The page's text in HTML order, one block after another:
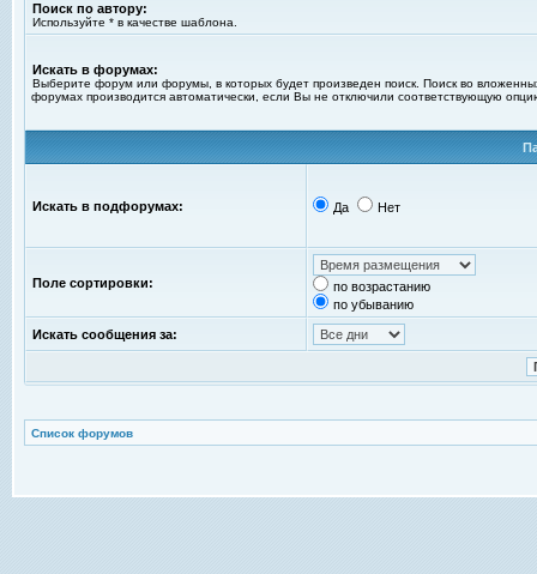
Поиск по автору:
Используйте * в качестве шаблона.
Искать в форумах:
Выберите форум или форумы, в которых будет произведен поиск. Поиск во
форумах производится автоматически, если Вы не отключили соответствующую
Искать в подфорумах: Да Нет
Поле сортировки:
по возрастанию
по убыванию
Искать сообщения за:
Список форумов